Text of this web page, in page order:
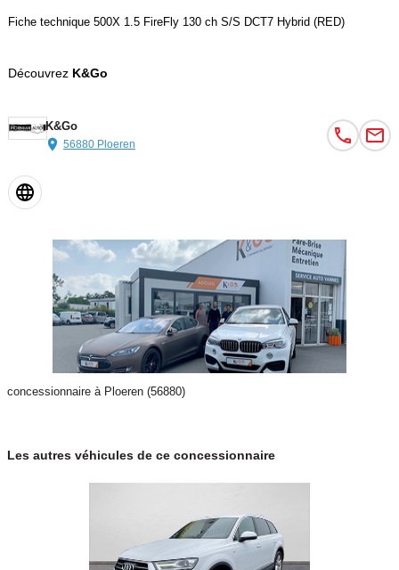
Fiche technique 500X 1.5 FireFly 130 ch S/S DCT7 Hybrid (RED)
Découvrez K&Go
K&Go
56880 Ploeren
concessionnaire à Ploeren (56880)
Les autres véhicules de ce concessionnaire